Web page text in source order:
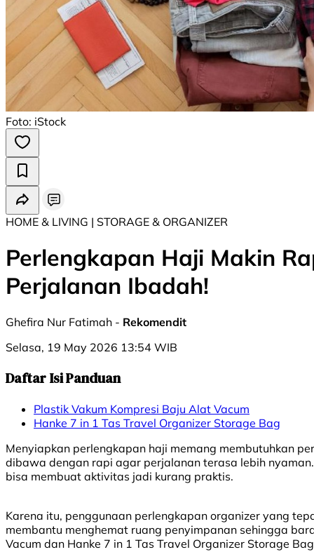
Foto: iStock
HOME & LIVING | STORAGE & ORGANIZER
Perlengkapan Haji Makin
Perjalanan Ibadah!
Ghefira Nur Fatimah - Rekomendit
Selasa, 19 May 2026 13:54 WIB
Daftar Isi Panduan
Plastik Vakum Kompresi Baju Alat Vacum
Hanke 7 in 1 Tas Travel Organizer Storage Bag
Menyiapkan perlengkapan haji memang membutuhkan
dibawa dengan rapi agar perjalanan terasa lebih
bisa membuat aktivitas jadi kurang praktis.
Karena itu, penggunaan perlengkapan organizer yang
membantu menghemat ruang penyimpanan sehingga
Vacum dan Hanke 7 in 1 Tas Travel Organizer Storage